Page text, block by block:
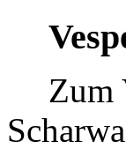
Zum